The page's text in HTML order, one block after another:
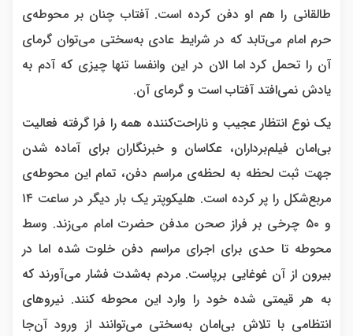
طالقانی را هم او دفن کرده است. آفتاب چنان بر محوطه‌ی
حرم امام می‌تابد که در شرایط عادی به‌سختی می‌توان گرمای
آن را تحمل کرد اما الان در این وانفسا تنها چیزی که آدم به
یادش نمی‌افتد آفتاب است و گرمای آن.
یک نوع انتظار عجیب و ناراحت‌کننده همه را فرا گرفته فعالیت
بی‌امان فیلم‌برداران، عکاسان و خبرنگاران برای آماده شدن
جهت ثبت لحظه به لحظه‌ی مراسم دفن، تمام این محوطه‌ی
مربع‌شکل را پر کرده است. هلیکوپتر یک بار دیگر در ساعت ۱۴
و ۵۰ چرخی بر فراز صحن مدفن حضرت امام می‌زند. وسط
محوطه تا حدی برای اجرای مراسم دفن خلوت شده اما در
بیرون از آن غوغایی برپاست. مردم به‌شدت فشار می‌آورند که
به هر قیمتی شده خود را وارد این محوطه کنند. نیروهای
انتظامی با تلاش بی‌امان به‌سختی می‌توانند از ورود آن‌جا